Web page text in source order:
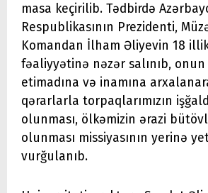
masa keçirilib. Tədbirdə
Respublikasının Prezidenti,
Komandan İlham Əliyevin 18
fəaliyyətinə nəzər salınıb, onun
etimadına və inamına
qərarlarla torpaqlarımızın
olunması, ölkəmizin ərazi
olunması missiyasının yerinə
vurğulanıb.